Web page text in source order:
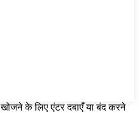
खोजने के लिए एंटर दबाएँ या बंद करने